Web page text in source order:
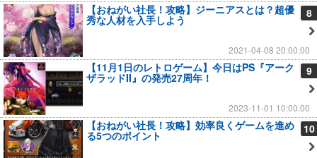
8
【おねがい社長！攻略】ジーニアスとは？超優
秀な人材を入手しよう
2021-04-08 20:00:00
9
【11月1日のレトロゲーム】今日はPS『アーク
ザラッドII』の発売27周年！
2023-11-01 10:00:00
10
【おねがい社長！攻略】効率良くゲームを進め
る5つのポイント